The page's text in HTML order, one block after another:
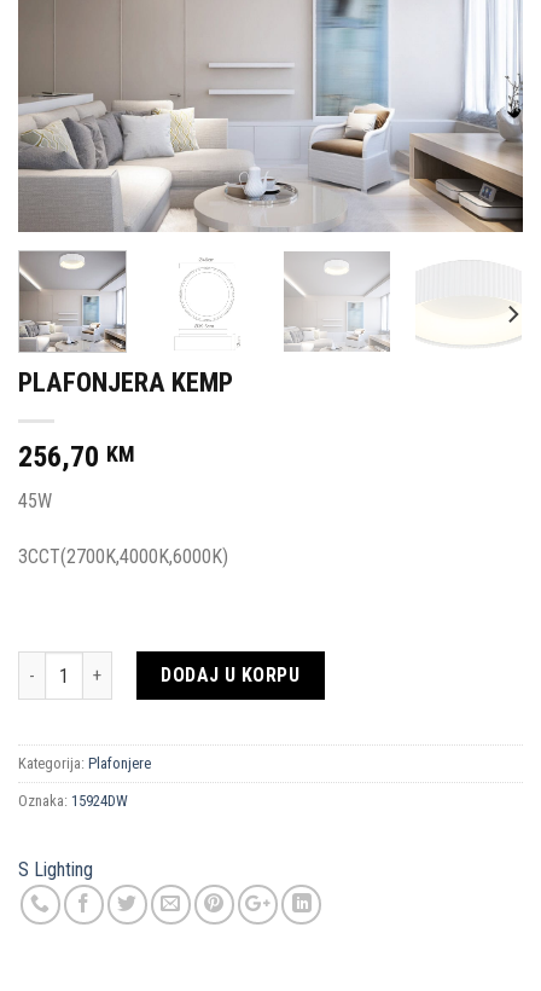
PLAFONJERA KEMP
256,70 KM
45W
3CCT(2700K,4000K,6000K)
Količina DODAJ U KORPU
Kategorija: Plafonjere
Oznaka: 15924DW
S Lighting